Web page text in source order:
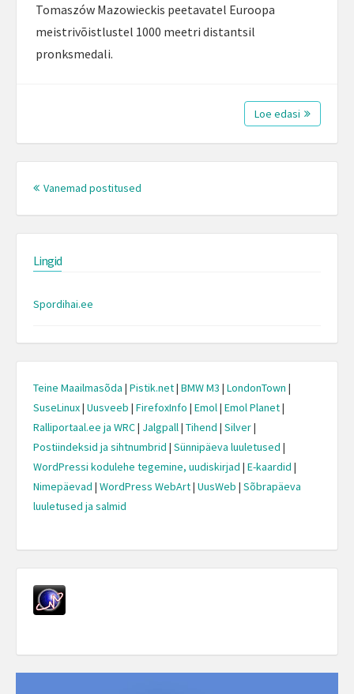
Tomaszów Mazowieckis peetavatel Euroopa
meistrivõistlustel 1000 meetri distantsil
pronksmedali.
Loe edasi
Posts
navigation
Vanemad postitused
Lingid
Spordihai.ee
Teine Maailmasõda | Pistik.net| BMW M3 | LondonTown |
SuseLinux| Uusveeb | FirefoxInfo | Emol| Emol Planet|
Ralliportaal.ee ja WRC| Jalgpall| Tihend | Silver|
Postiindeksid ja sihtnumbrid | Sünnipäeva luuletused |
WordPressi kodulehe tegemine, uudiskirjad | E-kaardid |
Nimepäevad | WordPress WebArt| UusWeb | Sõbrapäeva
luuletused ja salmid